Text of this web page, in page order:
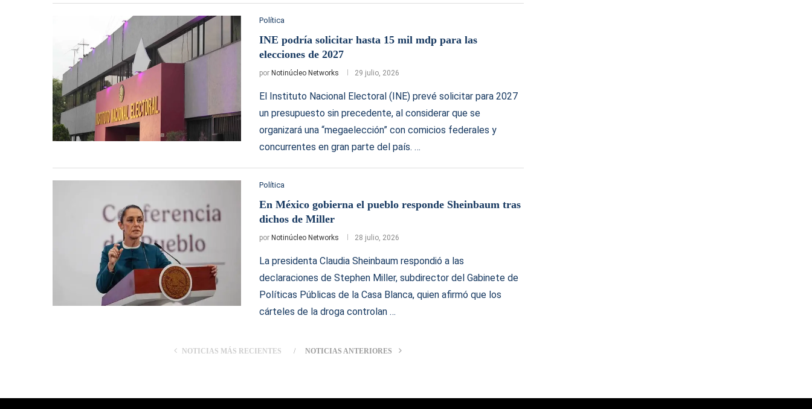
Política
INE podría solicitar hasta 15 mil mdp para las
elecciones de 2027
por Notinúcleo Networks 29 julio, 2026
El Instituto Nacional Electoral (INE) prevé solicitar para 2027
un presupuesto sin precedente, al considerar que se
organizará una “megaelección” con comicios federales y
concurrentes en gran parte del país. …
Política
En México gobierna el pueblo responde Sheinbaum tras
dichos de Miller
por Notinúcleo Networks 28 julio, 2026
La presidenta Claudia Sheinbaum respondió a las
declaraciones de Stephen Miller, subdirector del Gabinete de
Políticas Públicas de la Casa Blanca, quien afirmó que los
cárteles de la droga controlan …
NOTICIAS MÁS RECIENTES NOTICIAS ANTERIORES